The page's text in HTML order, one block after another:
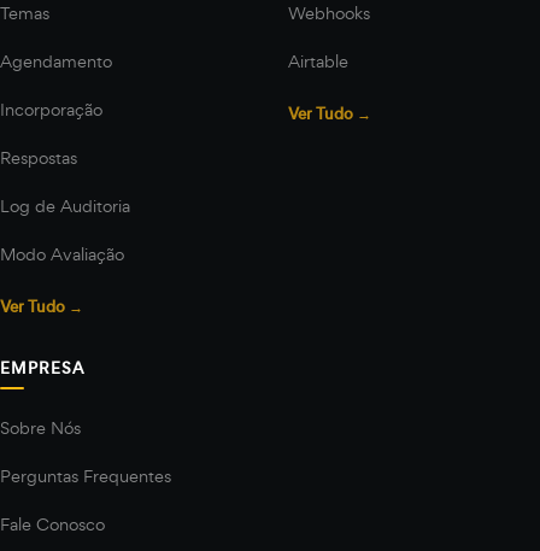
Temas
Agendamento
Incorporação
Respostas
Log de Auditoria
Modo Avaliação
Ver Tudo →
Webhooks
Airtable
Ver Tudo →
EMPRESA
Sobre Nós
Perguntas Frequentes
Fale Conosco